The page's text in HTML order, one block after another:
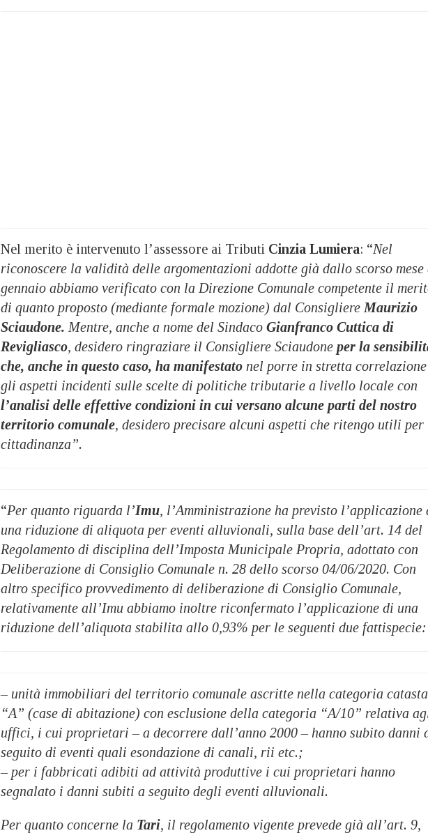
Nel merito è intervenuto l’assessore ai Tributi Cinzia Lumiera: “Nel
riconoscere la validità delle argomentazioni addotte già dallo scorso mese
gennaio abbiamo verificato con la Direzione Comunale competente il
di quanto proposto (mediante formale mozione) dal Consigliere Maurizio
Sciaudone. Mentre, anche a nome del Sindaco Gianfranco Cuttica di
Revigliasco, desidero ringraziare il Consigliere Sciaudone per la
che, anche in questo caso, ha manifestato nel porre in stretta correlazione
gli aspetti incidenti sulle scelte di politiche tributarie a livello locale con
l’analisi delle effettive condizioni in cui versano alcune parti del nostro
territorio comunale, desidero precisare alcuni aspetti che ritengo utili per
cittadinanza”.
“Per quanto riguarda l’Imu, l’Amministrazione ha previsto l’applicazione
una riduzione di aliquota per eventi alluvionali, sulla base dell’art. 14 del
Regolamento di disciplina dell’Imposta Municipale Propria, adottato con
Deliberazione di Consiglio Comunale n. 28 dello scorso 04/06/2020. Con
altro specifico provvedimento di deliberazione di Consiglio Comunale,
relativamente all’Imu abbiamo inoltre riconfermato l’applicazione di una
riduzione dell’aliquota stabilita allo 0,93% per le seguenti due fattispecie:
– unità immobiliari del territorio comunale ascritte nella categoria
“A” (case di abitazione) con esclusione della categoria “A/10” relativa
uffici, i cui proprietari – a decorrere dall’anno 2000 – hanno subito danni
seguito di eventi quali esondazione di canali, rii etc.;
– per i fabbricati adibiti ad attività produttive i cui proprietari hanno
segnalato i danni subiti a seguito degli eventi alluvionali.
Per quanto concerne la Tari, il regolamento vigente prevede già all’art. 9,